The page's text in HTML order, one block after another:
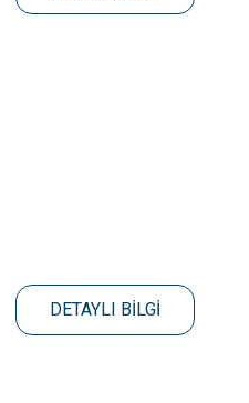
DETAYLI BİLGİ